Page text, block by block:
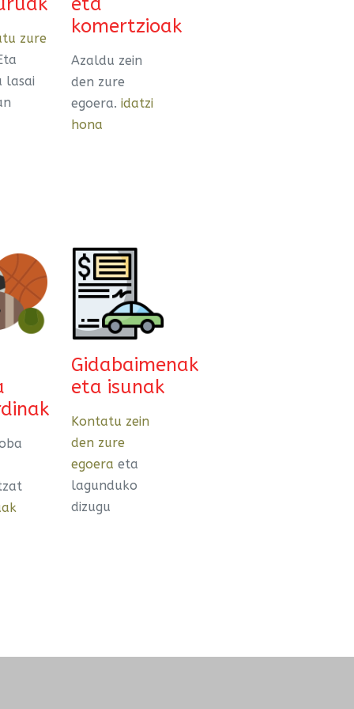
zure
lasai
komertzioak
Azaldu zein
den zure
egoera. idatzi
hona
Gidabaimenak
eta isunak
Kontatu zein
den zure
egoera eta
lagunduko
dizugu